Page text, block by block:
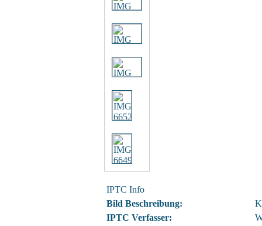
IPTC Info
Bild Beschreibung:
IPTC Verfasser: